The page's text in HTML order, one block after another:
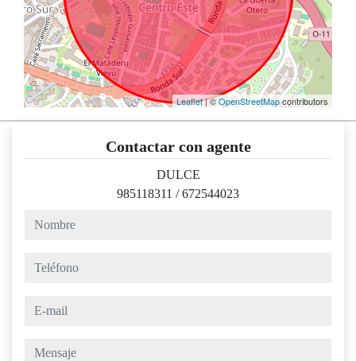
Leaflet| ©OpenStreetMapcontributors
Contactar con agente
DULCE
985118311 /672544023
nombre
teléfono
e-mail
mensaje